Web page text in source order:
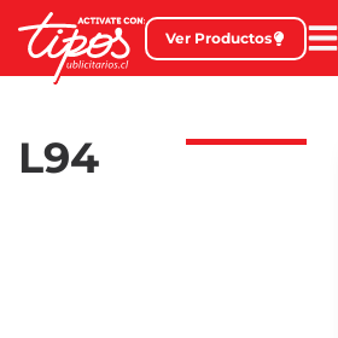
Ver Productos
L94